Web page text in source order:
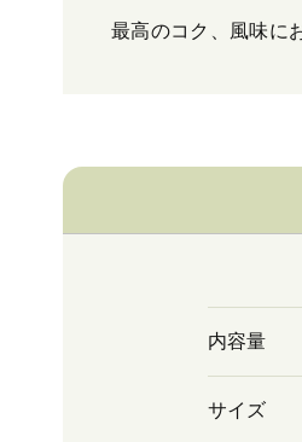
最高のコク、風味に
内容量
サイズ